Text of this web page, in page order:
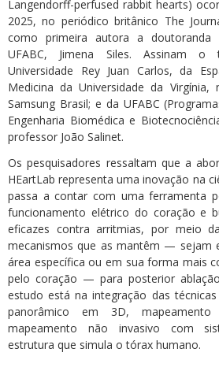
Langendorff-perfused rabbit hearts)
2025, no periódico britânico The
como primeira autora a doutoranda
UFABC, Jimena Siles. Assinam o
Universidade Rey Juan Carlos, da
Medicina da Universidade da Virgínia,
Samsung Brasil; e da UFABC
Engenharia Biomédica e
professor João Salinet.
Os pesquisadores ressaltam que a
HEartLab representa uma inovação na
passa a contar com uma ferramenta
funcionamento elétrico do coração e
eficazes contra arritmias, por meio
mecanismos que as mantêm — sejam
área específica ou em sua forma mais
pelo coração — para posterior
estudo está na integração das
panorâmico em 3D,
mapeamento não invasivo com
estrutura que simula o tórax humano.